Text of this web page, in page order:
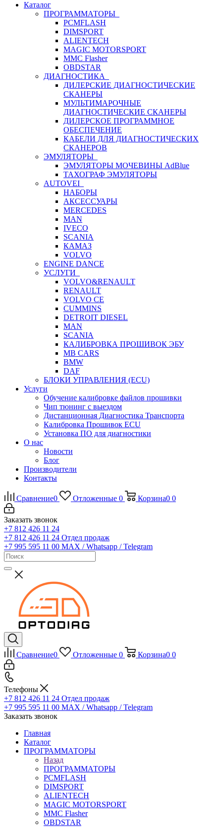
Каталог
ПРОГРАММАТОРЫ
PCMFLASH
DIMSPORT
ALIENTECH
MAGIC MOTORSPORT
MMC Flasher
OBDSTAR
ДИАГНОСТИКА
ДИЛЕРСКИЕ ДИАГНОСТИЧЕСКИЕ
СКАНЕРЫ
МУЛЬТИМАРОЧНЫЕ
ДИАГНОСТИЧЕСКИЕ СКАНЕРЫ
ДИЛЕРСКОЕ ПРОГРАММНОЕ
ОБЕСПЕЧЕНИЕ
КАБЕЛИ ДЛЯ ДИАГНОСТИЧЕСКИХ
СКАНЕРОВ
ЭМУЛЯТОРЫ
ЭМУЛЯТОРЫ МОЧЕВИНЫ АdBlue
ТАХОГРАФ ЭМУЛЯТОРЫ
AUTOVEI
НАБОРЫ
АКСЕССУАРЫ
MERCEDES
MAN
IVECO
SCANIA
КАМАЗ
VOLVO
ENGINE DANCE
УСЛУГИ
VOLVO&RENAULT
RENAULT
VOLVO CE
CUMMINS
DETROIT DIESEL
MAN
SCANIA
КАЛИБРОВКА ПРОШИВОК ЭБУ
MB CARS
BMW
DAF
БЛОКИ УПРАВЛЕНИЯ (ECU)
Услуги
Обучение калибровке файлов прошивки
Чип тюнинг с выездом
Дистанционная Диагностика Транспорта
Калибровка Прошивок ECU
Установка ПО для диагностики
О нас
Новости
Блог
Производители
Контакты
Сравнение0 Отложенные 0 Корзина0 0
Заказать звонок
+7 812 426 11 24
+7 812 426 11 24 Отдел продаж
+7 995 595 11 00 MAX / Whatsapp / Telegram
Сравнение0 Отложенные 0 Корзина0 0
Телефоны
+7 812 426 11 24 Отдел продаж
+7 995 595 11 00 MAX / Whatsapp / Telegram
Заказать звонок
Главная
Каталог
ПРОГРАММАТОРЫ
Назад
ПРОГРАММАТОРЫ
PCMFLASH
DIMSPORT
ALIENTECH
MAGIC MOTORSPORT
MMC Flasher
OBDSTAR